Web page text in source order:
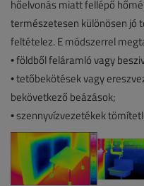
hőelvonás miatt fellépő
természetesen különösen jó
feltételez. E módszerrel
• földből feláramló vagy
• tetőbekötések vagy
bekövetkező beázások;
• szennyvízvezetékek